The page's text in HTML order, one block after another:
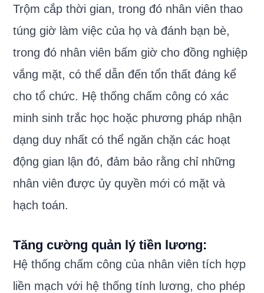
Trộm cắp thời gian, trong đó nhân viên thao
túng giờ làm việc của họ và đánh bạn bè,
trong đó nhân viên bấm giờ cho đồng nghiệp
vắng mặt, có thể dẫn đến tổn thất đáng kể
cho tổ chức. Hệ thống chấm công có xác
minh sinh trắc học hoặc phương pháp nhận
dạng duy nhất có thể ngăn chặn các hoạt
động gian lận đó, đảm bảo rằng chỉ những
nhân viên được ủy quyền mới có mặt và
hạch toán.
Tăng cường quản lý tiền lương:
Hệ thống chấm công của nhân viên tích hợp
liền mạch với hệ thống tính lương, cho phép